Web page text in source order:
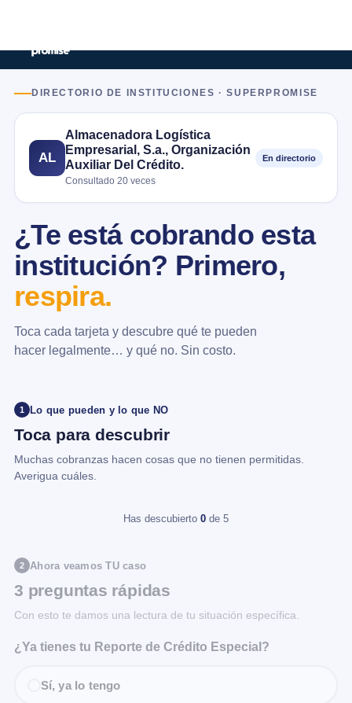
DIRECTORIO DE INSTITUCIONES · SUPERPROMISE
AL
Almacenadora Logística
Empresarial, S.a., Organización
Auxiliar Del Crédito.
Consultado 20 veces
En directorio
¿Te está cobrando esta
institución? Primero,
respira.
Toca cada tarjeta y descubre qué te pueden
hacer legalmente… y qué no. Sin costo.
1 Lo que pueden y lo que NO
Toca para descubrir
Muchas cobranzas hacen cosas que no tienen permitidas.
Averigua cuáles.
Has descubierto 0 de 5
2 Ahora veamos TU caso
3 preguntas rápidas
Con esto te damos una lectura de tu situación específica.
¿Ya tienes tu Reporte de Crédito Especial?
Sí, ya lo tengo